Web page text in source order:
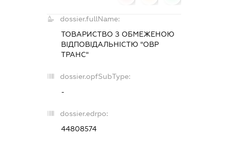
dossier.fullName:
ТОВАРИСТВО З ОБМЕЖЕНОЮ
ВІДПОВІДАЛЬНІСТЮ "ОВР
ТРАНС"
dossier.opfSubType:
-
dossier.edrpo:
44808574